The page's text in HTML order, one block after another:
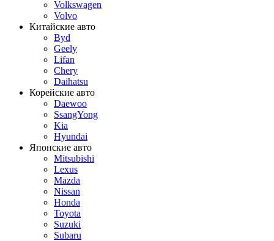
Volkswagen
Volvo
Китайские авто
Byd
Geely
Lifan
Chery
Daihatsu
Корейские авто
Daewoo
SsangYong
Kia
Hyundai
Японские авто
Mitsubishi
Lexus
Mazda
Nissan
Honda
Toyota
Suzuki
Subaru